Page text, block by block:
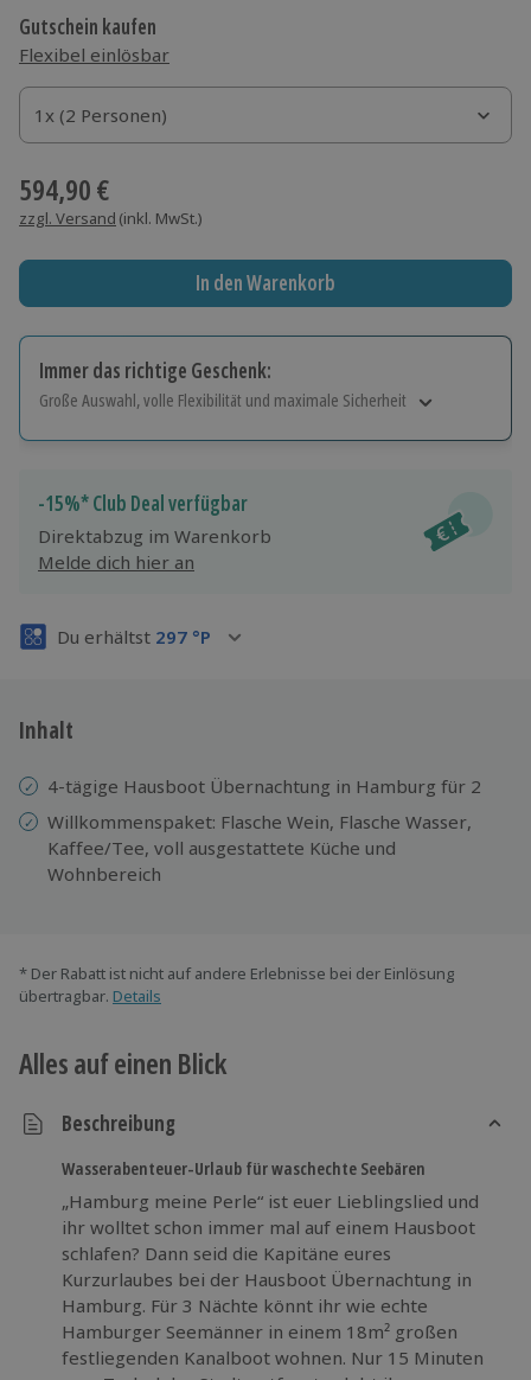
Gutschein kaufen
Flexibel einlösbar
1x (2 Personen)
1x (2 Personen)
1x (2 Personen)
594,90 €
zzgl. Versand (inkl. MwSt.)
In den Warenkorb
Immer das richtige Geschenk:
Große Auswahl, volle Flexibilität und maximale Sicherheit
Jeder Gutschein für alle Erlebnisse einlösbar.
Maximale Sicherheit
3 Jahre gültig & verlängerbar.
-15%* Club Deal verfügbar
Direktabzug im Warenkorb
Melde dich hier an
Du erhältst 297 °P
Inhalt
4-tägige Hausboot Übernachtung in Hamburg für 2
Willkommenspaket: Flasche Wein, Flasche Wasser,
Kaffee/Tee, voll ausgestattete Küche und
Wohnbereich
* Der Rabatt ist nicht auf andere Erlebnisse bei der Einlösung
übertragbar. Details
Alles auf einen Blick
Beschreibung
Wasserabenteuer-Urlaub für waschechte Seebären
„Hamburg meine Perle“ ist euer Lieblingslied und
ihr wolltet schon immer mal auf einem Hausboot
schlafen? Dann seid die Kapitäne eures
Kurzurlaubes bei der Hausboot Übernachtung in
Hamburg. Für 3 Nächte könnt ihr wie echte
Hamburger Seemänner in einem 18m² großen
festliegenden Kanalboot wohnen. Nur 15 Minuten